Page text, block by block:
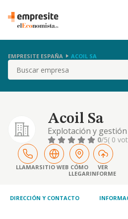
EMPRESITE ESPAÑA ACOIL SA
Buscar
Acoil Sa
Explotación y
0/5( 0
LLAMARSITIO WEB CÓMO
LLEGAR
VER
INFORME
DIRECCIÓN Y CONTACTO